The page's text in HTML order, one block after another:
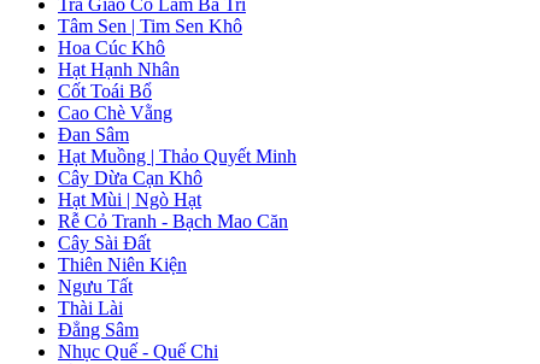
Trà Giảo Cổ Lam Ba Tri
Tâm Sen | Tim Sen Khô
Hoa Cúc Khô
Hạt Hạnh Nhân
Cốt Toái Bổ
Cao Chè Vằng
Đan Sâm
Hạt Muồng | Thảo Quyết Minh
Cây Dừa Cạn Khô
Hạt Mùi | Ngò Hạt
Rễ Cỏ Tranh - Bạch Mao Căn
Cây Sài Đất
Thiên Niên Kiện
Ngưu Tất
Thài Lài
Đẳng Sâm
Nhục Quế - Quế Chi